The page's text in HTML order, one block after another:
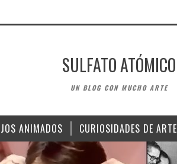
SULFATO ATÓMICO
UN BLOG CON MUCHO ARTE
ANIMADOS CURIOSIDADES DE ARTE